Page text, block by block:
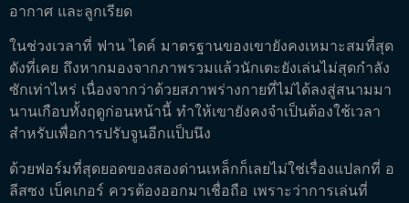
อากาศ และลูกเรียด
ในช่วงเวลาที่ ฟาน ไดค์ มาตรฐานของเขายังคงเหมาะสมที่สุด
ดังที่เคย ถึงหากมองจากภาพรวมแล้วนักเตะยังเล่นไม่สุดกำลัง
ซักเท่าไหร่ เนื่องจากว่าด้วยสภาพร่างกายที่ไม่ได้ลงสู่สนามมา
นานเกือบทั้งฤดูก่อนหน้านี้ ทำให้เขายังคงจำเป็นต้องใช้เวลา
สำหรับเพื่อการปรับจูนอีกแป็บนึง
ด้วยฟอร์มที่สุดยอดของสองด่านเหล็กก็เลยไม่ใช่เรื่องแปลกที่ อ
ลีสซง เบ็คเกอร์ ควรต้องออกมาเชื่อถือ เพราะว่าการเล่นที่